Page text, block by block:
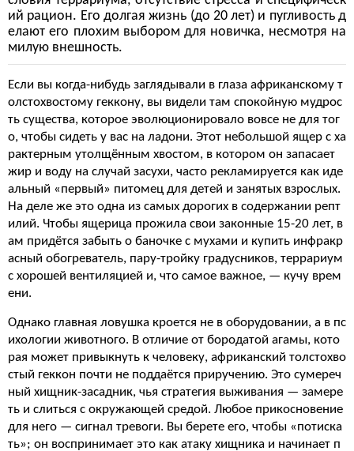
ий рацион. Его долгая жизнь (до 20 лет) и пугливость д
елают его плохим выбором для новичка, несмотря на
милую внешность.
Если вы когда-нибудь заглядывали в глаза африканскому т
олстохвостому геккону, вы видели там спокойную мудрос
ть существа, которое эволюционировало вовсе не для тог
о, чтобы сидеть у вас на ладони. Этот небольшой ящер с ха
рактерным утолщённым хвостом, в котором он запасает
жир и воду на случай засухи, часто рекламируется как иде
альный «первый» питомец для детей и занятых взрослых.
На деле же это одна из самых дорогих в содержании репт
илий. Чтобы ящерица прожила свои законные 15-20 лет, в
ам придётся забыть о баночке с мухами и купить инфракр
асный обогреватель, пару-тройку градусников, террариум
с хорошей вентиляцией и, что самое важное, — кучу врем
ени.
Однако главная ловушка кроется не в оборудовании, а в пс
ихологии животного. В отличие от бородатой агамы, кото
рая может привыкнуть к человеку, африканский толстохво
стый геккон почти не поддаётся приручению. Это сумереч
ный хищник-засадник, чья стратегия выживания — замере
ть и слиться с окружающей средой. Любое прикосновение
для него — сигнал тревоги. Вы берете его, чтобы «потиска
ть»; он воспринимает это как атаку хищника и начинает п